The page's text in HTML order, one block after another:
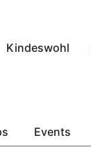
Kindeswohl
Events